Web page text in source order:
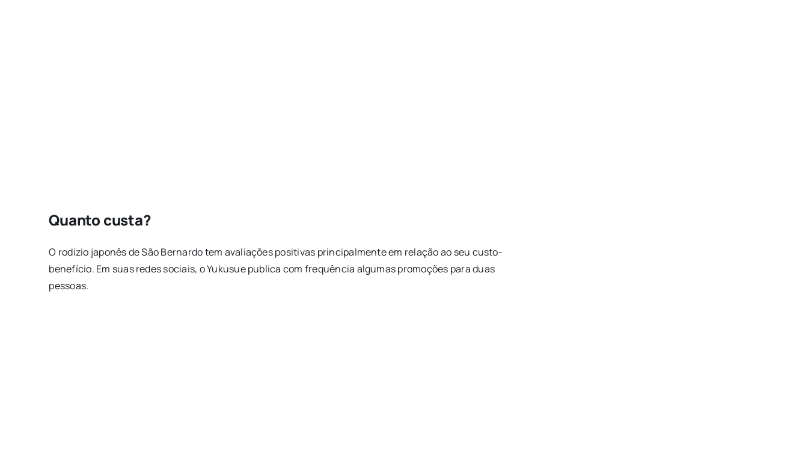
Quanto custa?
O rodízio japonês de São Bernardo tem avaliações positivas principalmente em relação ao seu custo-
benefício. Em suas redes sociais, o Yukusue publica com frequência algumas promoções para duas
pessoas.